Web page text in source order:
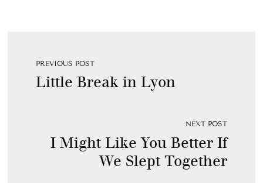
PREVIOUS POST
Little Break in Lyon
NEXT POST
I Might Like You Better If
We Slept Together